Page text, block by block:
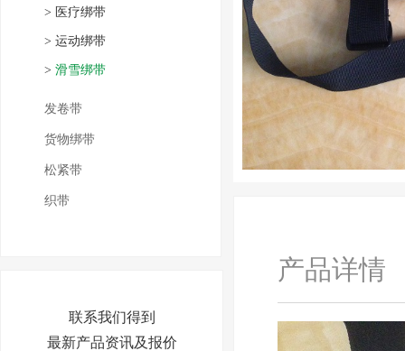
> 医疗绑带
> 运动绑带
> 滑雪绑带
发卷带
货物绑带
松紧带
织带
联系我们得到
最新产品资讯及报价
产品详情